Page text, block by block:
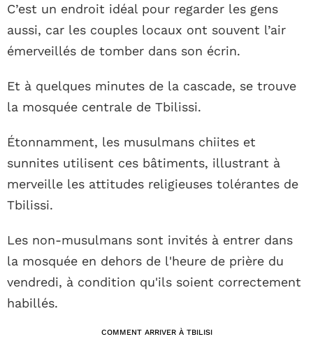
C’est un endroit idéal pour regarder les gens
aussi, car les couples locaux ont souvent l’air
émerveillés de tomber dans son écrin.
Et à quelques minutes de la cascade, se trouve
la mosquée centrale de Tbilissi.
Étonnamment, les musulmans chiites et
sunnites utilisent ces bâtiments, illustrant à
merveille les attitudes religieuses tolérantes de
Tbilissi.
Les non-musulmans sont invités à entrer dans
la mosquée en dehors de l'heure de prière du
vendredi, à condition qu'ils soient correctement
habillés.
COMMENT ARRIVER À TBILISI